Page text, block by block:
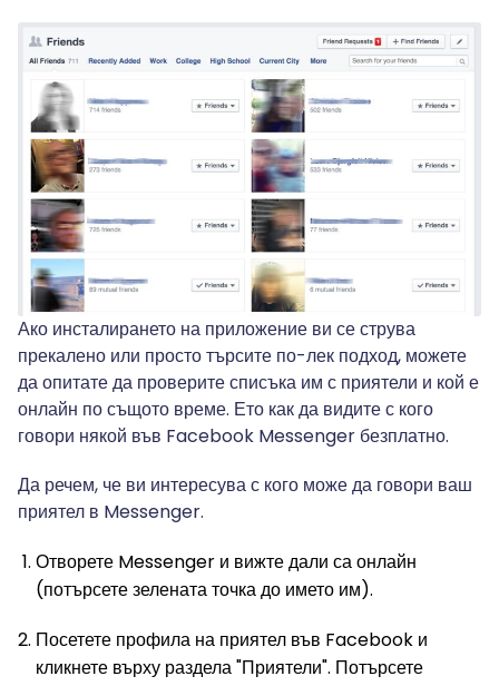
Ако инсталирането на приложение ви се струва
прекалено или просто търсите по-лек подход, можете
да опитате да проверите списъка им с приятели и кой е
онлайн по същото време. Ето как да видите с кого
говори някой във Facebook Messenger безплатно.
Да речем, че ви интересува с кого може да говори ваш
приятел в Messenger.
Отворете Messenger и вижте дали са онлайн
(потърсете зелената точка до името им).
Посетете профила на приятел във Facebook и
кликнете върху раздела "Приятели". Потърсете